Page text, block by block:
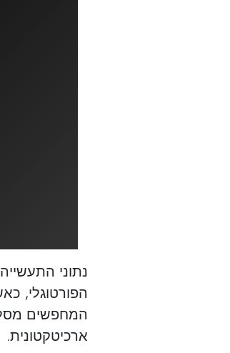
נתוני
הפורטוגלי,
המחפשים
ארכיטקטונית.